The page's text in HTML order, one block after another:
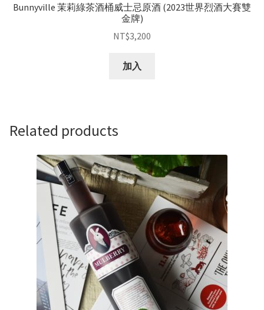
Bunnyville 茉莉綠茶酒桶威士忌原酒 (2023世界烈酒大賽雙
金牌)
NT$3,200
加入
Related products